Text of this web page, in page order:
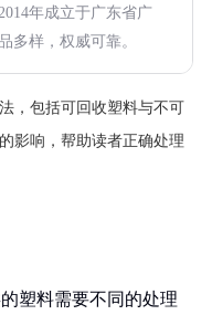
年成立于广东省广
多样，权威可靠。
，包括可回收塑料与不可
影响，帮助读者正确处理
塑料需要不同的处理